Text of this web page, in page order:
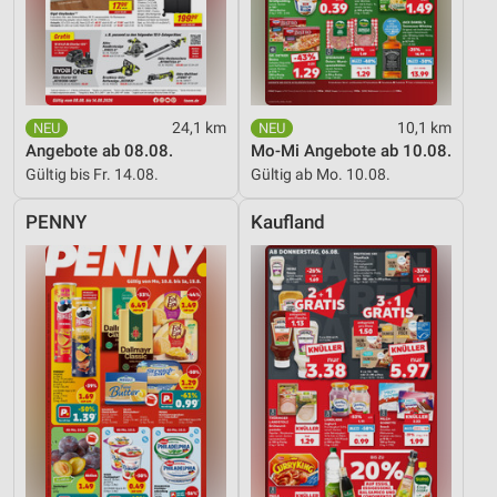
24,1 km
Angebote ab 08.08.
Gültig bis Fr. 14.08.
10,1 km
Mo-Mi Angebote ab 10.08.
Gültig ab Mo. 10.08.
PENNY Kaufland
Informationen identifizieren
Nicht-IAB-Verarbeitungszwecke:
Notwendig
Performance
Funktional
Werbung